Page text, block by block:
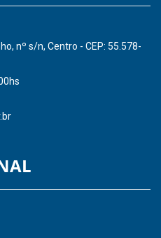
- CNM
Repasses
agosto